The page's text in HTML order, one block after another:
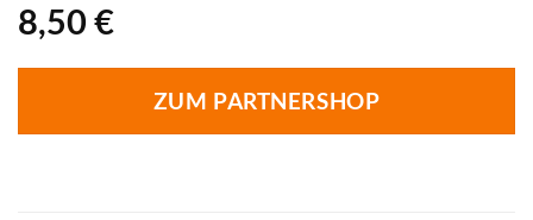
8,50 €
ZUM PARTNERSHOP